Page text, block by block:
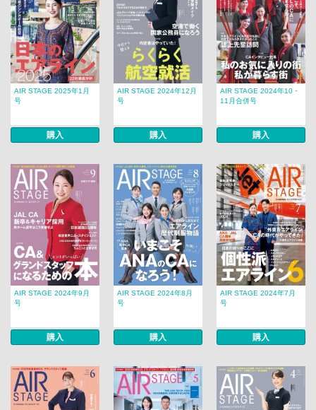
AIR STAGE 2025年1月
号
購入
AIR STAGE 2024年12月
号
購入
AIR STAGE 2024年10・
11月合併号
購入
AIR STAGE 2024年9月
号
購入
AIR STAGE 2024年8月
号
購入
AIR STAGE 2024年7月
号
購入